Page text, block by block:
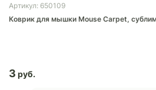
Артикул: 650109
Коврик для мышки Mouse Carpet,
3